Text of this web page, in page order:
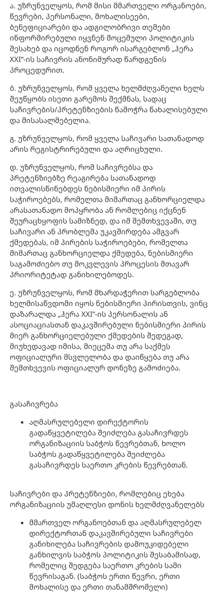
ა. უზრუნველყოს, რომ მისი მმართველი ორგანოები,
წევრები, პერსონალი, მოხალისეები,
ბენეფიციარები და ადგილობრივი თემები
ინფორმირებული იყვნენ მოცემული პოლიტიკის
შესახებ და იცოდნენ როგორ ისარგებლონ „ჰერა
XXI“-ის საჩივრის ანონიმურად წარდგენის
პროცედურით.
ბ. უზრუნველყოს, რომ ყველა ხელმძღვანელი ხელს
შეუწყობს ისეთი გარემოს შექმნას, სადაც
საჩივრების/პრეტენზიების წამოჭრა წახალისებული
და მისასალმებელია.
გ. უზრუნველყოს, რომ ყველა საჩივარი სათანადოდ
არის რეგისტრირებული და აღრიცხული.
დ. უზრუნველყოს, რომ საჩივრებსა და
პრეტენზიებზე რეაგირება სათანადოდ
ითვალისწინებდეს ნებისმიერი იმ პირის
საჭიროებებს, რომელთა მიმართაც განხორციელდა
არასათანადო მოპყრობა ან რომლებიც იქცნენ
შეურაცხყოფის სამიზნედ, და იმ შემთხვევაში, თუ
საჩივარი ან პრობლემა უკავშირდება ამგვარ
ქმედებას, იმ პირების საჭიროებები, რომელთა
მიმართაც განხორციელდა ქმედება, ნებისმიერი
საგამოძიებო თუ მოკვლევის პროცესის მთავარ
პრიორიტეტად განიხილებოდეს.
ე. უზრუნველყოს, რომ მხარდაჭერით სარგებლობა
ხელმისაწვდომი იყოს ნებისმიერი პირისთვის, ვინც
დაზარალდა „ჰერა XXI“-ის პერსონალის ან
ასოციაციასთან დაკავშირებული ნებისმიერი პირის
მიერ განხორციელებული ქმედების შედეგად,
მიუხედავად იმისა, მიეცემა თუ არა საქმეს
ოფიციალური მსვლელობა და დაიწყება თუ არა
შემთხვევის ოფიციალურ დონეზე გამოძიება.
გასაჩივრება
აღმასრულებელი დირექტორის
გადაწყვეტილება შეიძლება გასაჩივრდეს
ორგანიზაციის საბჭოს წევრებთან, ხოლო
საბჭოს გადაწყვეტილება შეიძლება
გასაჩივრდეს საერთო კრების წევრებთან.
საჩივრები და პრეტენზიები, რომლებიც ეხება
ორგანიზაციის უმაღლესი დონის ხელმძღვანელებს
მმართველ ორგანოებთან და აღმასრულებელ
დირექტორთან დაკავშირებული საჩივრები
განიხილება საჩივრების დამოუკიდებელი
განხილვის საბჭოს პოლიტიკის შესაბამისად,
რომელიც შედგება საერთო კრების სამი
წევრისაგან. (საბჭოს ერთი წევრი, ერთი
მოხალისე და ერთი თანამშრომელი)